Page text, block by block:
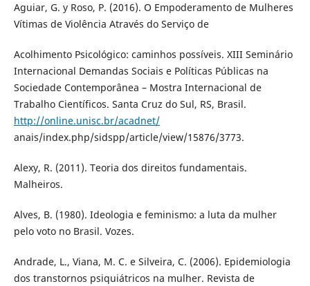
Aguiar, G. y Roso, P. (2016). O Empoderamento de Mulheres
Vítimas de Violência Através do Serviço de
Acolhimento Psicológico: caminhos possíveis. XIII Seminário
Internacional Demandas Sociais e Políticas Públicas na
Sociedade Contemporânea – Mostra Internacional de
Trabalho Científicos. Santa Cruz do Sul, RS, Brasil.
http://online.unisc.br/acadnet/
anais/index.php/sidspp/article/view/15876/3773.
Alexy, R. (2011). Teoria dos direitos fundamentais.
Malheiros.
Alves, B. (1980). Ideologia e feminismo: a luta da mulher
pelo voto no Brasil. Vozes.
Andrade, L., Viana, M. C. e Silveira, C. (2006). Epidemiologia
dos transtornos psiquiátricos na mulher. Revista de